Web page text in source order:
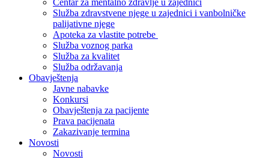
Služba zdravstvene njege u zajednici i vanbolničke
palijativne njege
Apoteka za vlastite potrebe
Služba voznog parka
Služba za kvalitet
Služba održavanja
Obavještenja
Javne nabavke
Konkursi
Obavještenja za pacijente
Prava pacijenata
Zakazivanje termina
Novosti
Novosti